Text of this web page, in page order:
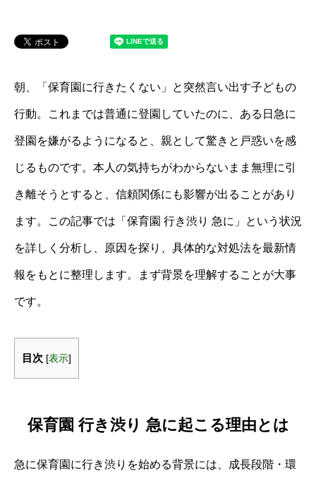
朝、「保育園に行きたくない」と突然言い出す子どもの
行動。これまでは普通に登園していたのに、ある日急に
登園を嫌がるようになると、親として驚きと戸惑いを感
じるものです。本人の気持ちがわからないまま無理に引
き離そうとすると、信頼関係にも影響が出ることがあり
ます。この記事では「保育園 行き渋り 急に」という状況
を詳しく分析し、原因を探り、具体的な対処法を最新情
報をもとに整理します。まず背景を理解することが大事
です。
目次 [表示]
保育園 行き渋り 急に起こる理由とは
急に保育園に行き渋りを始める背景には、成長段階・環